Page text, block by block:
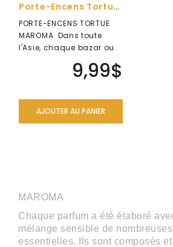
Porte-Encens Tortue En Céramique
PORTE-ENCENS TORTUE
MAROMA Dans toute
l'Asie, chaque bazar ou
charmants petits p..
9,99$
AJOUTER AU PANIER
MAROMA
Chaque parfum a été élaboré
mélange sensible de
essentielles. Ils sont composés